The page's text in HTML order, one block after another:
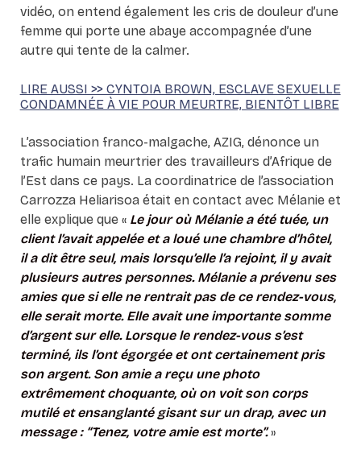
vidéo, on entend également les cris de douleur d’une
femme qui porte une abaye accompagnée d’une
autre qui tente de la calmer.
LIRE AUSSI >> CYNTOIA BROWN, ESCLAVE SEXUELLE
CONDAMNÉE À VIE POUR MEURTRE, BIENTÔT LIBRE
L’association franco-malgache, AZIG, dénonce un
trafic humain meurtrier des travailleurs d’Afrique de
l’Est dans ce pays. La coordinatrice de l’association
Carrozza Heliarisoa était en contact avec Mélanie et
elle explique que « Le jour où Mélanie a été tuée, un
client l’avait appelée et a loué une chambre d’hôtel,
il a dit être seul, mais lorsqu’elle l’a rejoint, il y avait
plusieurs autres personnes. Mélanie a prévenu ses
amies que si elle ne rentrait pas de ce rendez-vous,
elle serait morte. Elle avait une importante somme
d’argent sur elle. Lorsque le rendez-vous s’est
terminé, ils l’ont égorgée et ont certainement pris
son argent. Son amie a reçu une photo
extrêmement choquante, où on voit son corps
mutilé et ensanglanté gisant sur un drap, avec un
message : “Tenez, votre amie est morte”. »